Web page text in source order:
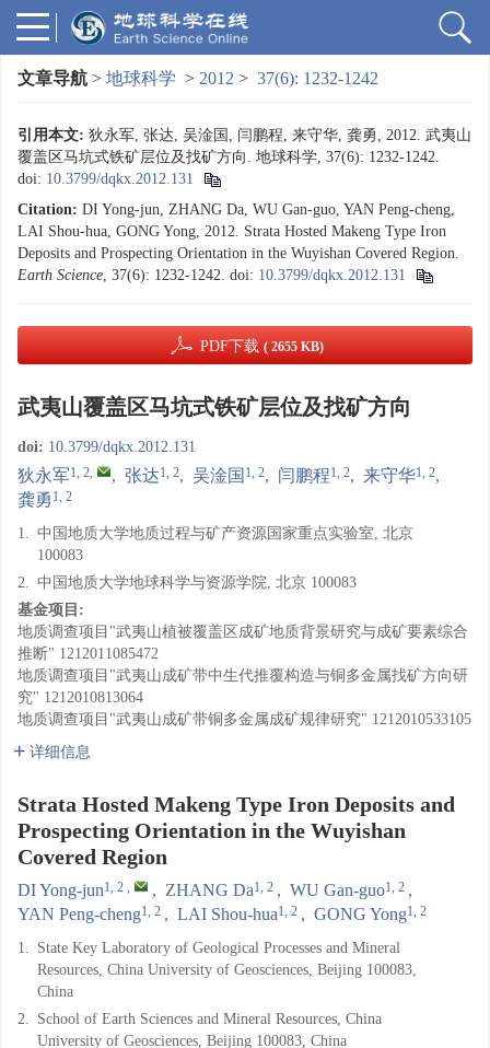
文章导航 > 地球科学 > 2012 > 37(6): 1232-1242
引用本文: 狄永军, 张达, 吴淦国, 闫鹏程, 来守华, 龚勇, 2012. 武夷山
覆盖区马坑式铁矿层位及找矿方向. 地球科学, 37(6): 1232-1242.
doi: 10.3799/dqkx.2012.131
Citation: DI Yong-jun, ZHANG Da, WU Gan-guo, YAN Peng-cheng,
LAI Shou-hua, GONG Yong, 2012. Strata Hosted Makeng Type Iron
Deposits and Prospecting Orientation in the Wuyishan Covered Region.
Earth Science, 37(6): 1232-1242. doi: 10.3799/dqkx.2012.131
PDF下载 ( 2655 KB)
武夷山覆盖区马坑式铁矿层位及找矿方向
doi: 10.3799/dqkx.2012.131
狄永军1, 2, , 张达1, 2, 吴淦国 1, 2, 闫鹏程1, 2, 来守华1, 2,
龚勇 1, 2
1. 中国地质大学地质过程与矿产资源国家重点实验室, 北京
100083
2. 中国地质大学地球科学与资源学院, 北京 100083
基金项目:
地质调查项目"武夷山植被覆盖区成矿地质背景研究与成矿要素综合
推断" 1212011085472
地质调查项目"武夷山成矿带中生代推覆构造与铜多金属找矿方向研
究" 1212010813064
地质调查项目"武夷山成矿带铜多金属成矿规律研究" 1212010533105
详细信息
Strata Hosted Makeng Type Iron Deposits and
Prospecting Orientation in the Wuyishan
Covered Region
DI Yong-jun1, 2 , , ZHANG Da1, 2 , WU Gan-guo1, 2 ,
YAN Peng-cheng1, 2 , LAI Shou-hua1, 2 , GONG Yong1, 2
1. State Key Laboratory of Geological Processes and Mineral
Resources, China University of Geosciences, Beijing 100083,
China
2. School of Earth Sciences and Mineral Resources, China
University of Geosciences, Beijing 100083, China